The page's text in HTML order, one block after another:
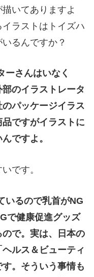
いてありますよ
ラストはトイズハ
るんですか？
さんはいなく
部のイラストレータ
パッケージイラス
品ですがイラストに
ですよ。
です。
るので乳首がNG
で健康促進グッズ
で。実は、日本の
ルス＆ビューティ
。そういう事情も